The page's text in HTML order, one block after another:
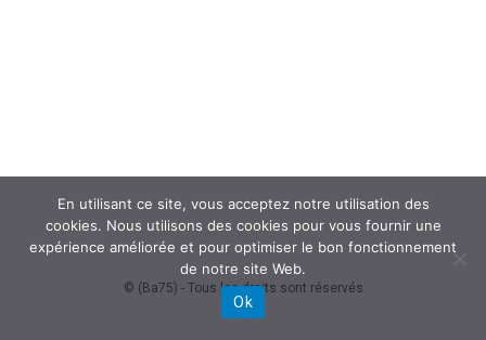
© (Ba75) - Tous les droits sont réservés
En utilisant ce site, vous acceptez notre utilisation des
cookies. Nous utilisons des cookies pour vous fournir une
expérience améliorée et pour optimiser le bon fonctionnement
de notre site Web.
Ok